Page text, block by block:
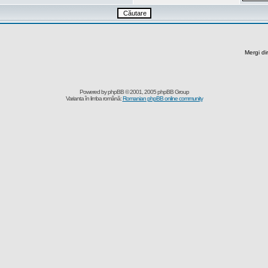
Mergi
Powered byphpBB© 2001, 2005 phpBB Group
Varianta în limba română:Romanian phpBB online community